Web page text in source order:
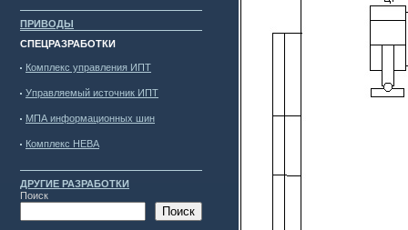
ПРИВОДЫ
СПЕЦРАЗРАБОТКИ
Комплекс управления ИПТ
Управляемый источник ИПТ
МПА информационных шин
Комплекс НЕВА
ДРУГИЕ РАЗРАБОТКИ
Поиск
Поиск